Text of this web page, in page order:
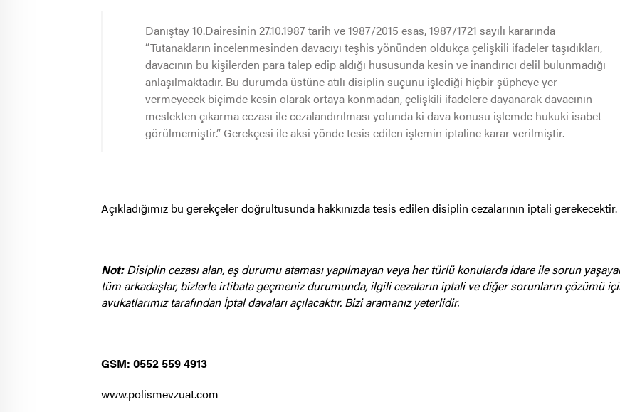
Danıştay 10.Dairesinin 27.10.1987 tarih ve 1987/2015 esas, 1987/1721 sayılı kararında
“Tutanakların incelenmesinden davacıyı teşhis yönünden oldukça çelişkili ifadeler taşıdıkları,
davacının bu kişilerden para talep edip aldığı hususunda kesin ve inandırıcı delil bulunmadığı
anlaşılmaktadır. Bu durumda üstüne atılı disiplin suçunu işlediği hiçbir şüpheye yer
vermeyecek biçimde kesin olarak ortaya konmadan, çelişkili ifadelere dayanarak davacının
meslekten çıkarma cezası ile cezalandırılması yolunda ki dava konusu işlemde hukuki isabet
görülmemiştir.” Gerekçesi ile aksi yönde tesis edilen işlemin iptaline karar verilmiştir.
Açıkladığımız bu gerekçeler doğrultusunda hakkınızda tesis edilen disiplin cezalarının iptali gerekecektir.
Not:Disiplin cezası alan, eş durumu ataması yapılmayan veya her türlü konularda idare ile sorun
tüm arkadaşlar, bizlerle irtibata geçmeniz durumunda, ilgili cezaların iptali ve diğer sorunların çözümü
avukatlarımız tarafından İptal davaları açılacaktır. Bizi aramanız yeterlidir.
GSM: 0552 559 4913
www.polismevzuat.com